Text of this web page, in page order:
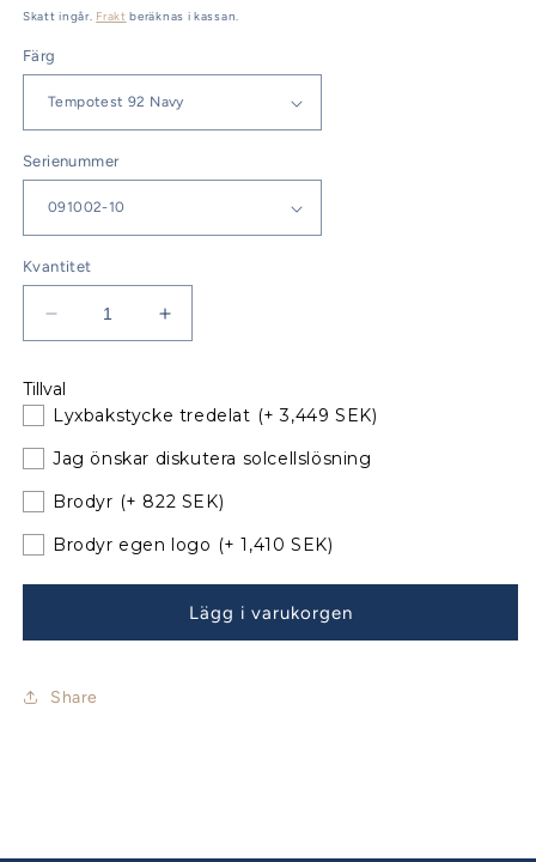
pris
Skatt ingår. Frakt beräknas i kassan.
Färg
Serienummer
Kvantitet
Minska
kvantitet
Bavaria
32
Sittbrunnskapell
Classic
Årsmodell
12
Öka
kvantitet
32
Sittbrunnskapell
Årsmodell
12
nya
bågar
Tillval
Lyxbakstycke tredelat (+ 3,449 SEK)
Jag önskar diskutera solcellslösning
Brodyr (+ 822 SEK)
Brodyr egen logo (+ 1,410 SEK)
Lägg i varukorgen
Share